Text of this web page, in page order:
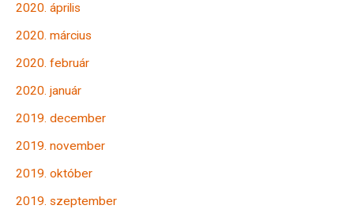
2020. április
2020. március
2020. február
2020. január
2019. december
2019. november
2019. október
2019. szeptember